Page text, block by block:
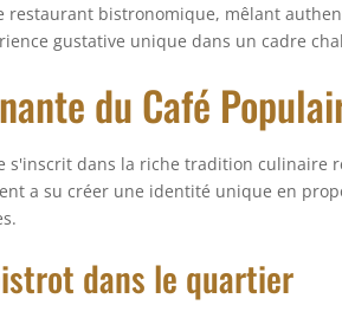
restaurant bistronomique, mêlant
gustative unique dans un cadre
du Café
s'inscrit dans la riche tradition culinaire
a su créer une identité unique en
dans le quartier